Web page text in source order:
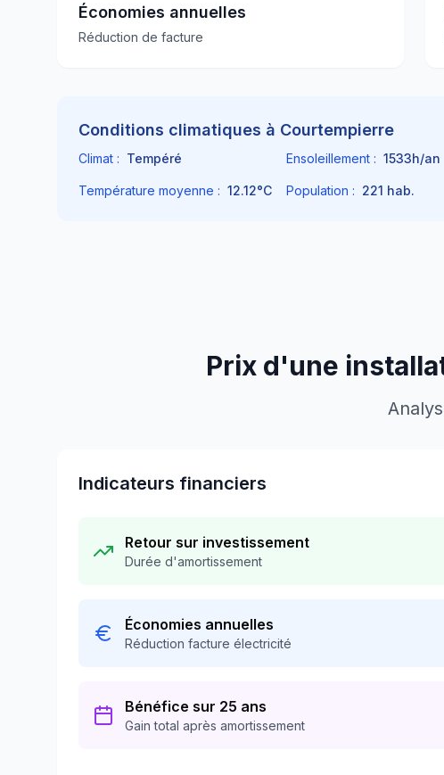
Économies annuelles
Réduction de facture
Conditions climatiques à Courtempierre
Climat : Tempéré Ensoleillement : 1533h/an
Température moyenne : 12.12°C Population : 221 hab.
Prix d'une
Indicateurs financiers
Retour sur investissement
Durée d'amortissement
Économies annuelles
Réduction facture électricité
Bénéfice sur 25 ans
Gain total après amortissement